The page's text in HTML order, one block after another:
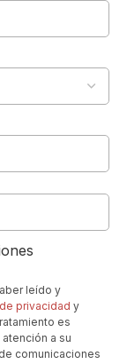
leído y
privacidad y
es
a su
comunicaciones